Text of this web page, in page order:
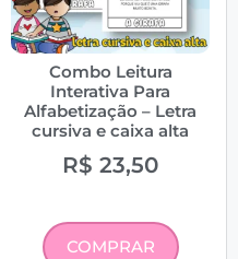
Combo Leitura
Interativa Para
Alfabetização – Letra
cursiva e caixa alta
R$ 23,50
COMPRAR